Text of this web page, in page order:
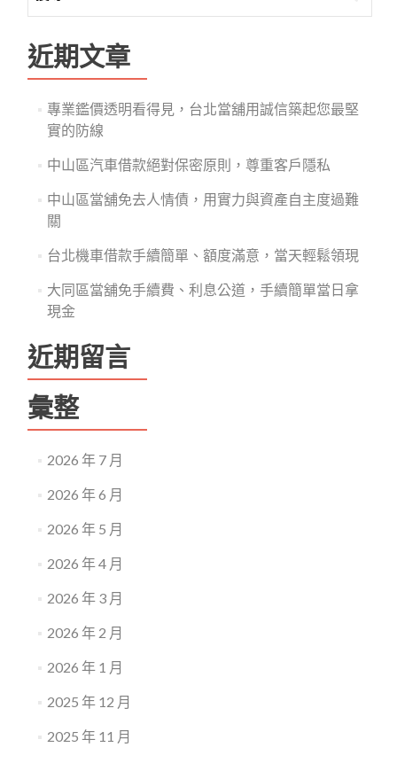
鍵
字:
近期文章
專業鑑價透明看得見，台北當舖用誠信築起您最堅
實的防線
中山區汽車借款絕對保密原則，尊重客戶隱私
中山區當舖免去人情債，用實力與資產自主度過難
關
台北機車借款手續簡單、額度滿意，當天輕鬆領現
大同區當舖免手續費、利息公道，手續簡單當日拿
現金
近期留言
彙整
2026 年 7 月
2026 年 6 月
2026 年 5 月
2026 年 4 月
2026 年 3 月
2026 年 2 月
2026 年 1 月
2025 年 12 月
2025 年 11 月